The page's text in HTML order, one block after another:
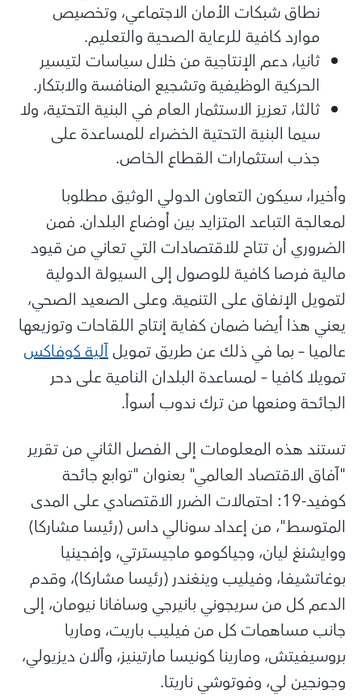
نطاق شبكات الأمان الاجتماعي، وتخصيص
موارد كافية للرعاية الصحية والتعليم.
ثانيا، دعم الإنتاجية من خلال سياسات لتيسير
الحركية الوظيفية وتشجيع المنافسة والابتكار.
ثالثا، تعزيز الاستثمار العام في البنية التحتية، ولا
سيما البنية التحتية الخضراء للمساعدة على
جذب استثمارات القطاع الخاص.
وأخيرا، سيكون التعاون الدولي الوثيق مطلوبا
لمعالجة التباعد المتزايد بين أوضاع البلدان. فمن
الضروري أن تتاح للاقتصادات التي تعاني من قيود
مالية فرصا كافية للوصول إلى السيولة الدولية
لتمويل الإنفاق على التنمية. وعلى الصعيد الصحي،
يعني هذا أيضا ضمان كفاية إنتاج اللقاحات وتوزيعها
عالميا – بما في ذلك عن طريق تمويلآلية كوفاكس
تمويلا كافيا – لمساعدة البلدان النامية على دحر
الجائحة ومنعها من ترك ندوب أسوأ.
تستند هذه المعلومات إلى الفصل الثاني من تقرير
"آفاق الاقتصاد العالمي" بعنوان "توابع جائحة
كوفيد-19: احتمالات الضرر الاقتصادي على المدى
المتوسط"، من إعداد سونالي داس (رئيسا مشاركا)
ووايشنغ ليان، وجياكومو ماجيسترتي، وإفجينيا
بوغاتشيفا، وفيليب وينغندر (رئيسا مشاركا)، وقدم
الدعم كل من سريجوني بانيرجي وسافانا نيومان، إلى
جانب مساهمات كل من فيليب باريت، وماريا
بروسيفيتش، ومارينا كونيسا مارتينيز، وآلان ديزيولي،
وجونجين لي، وفوتوشي ناريتا.